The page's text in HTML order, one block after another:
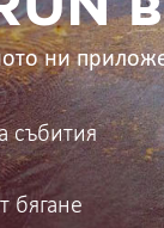
ни
събития
бягане